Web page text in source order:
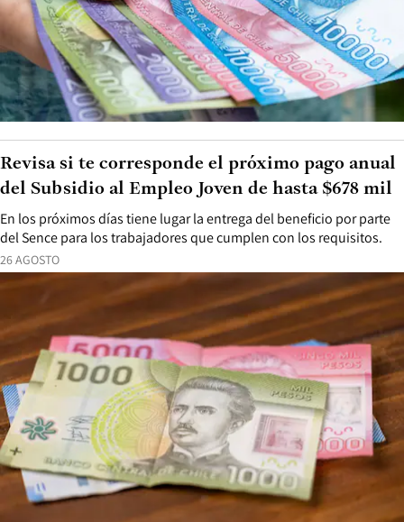
26 AGOSTO
En los próximos días tiene lugar la entrega del beneficio por parte
del Sence para los trabajadores que cumplen con los requisitos.
Revisa si te corresponde el próximo pago anual
del Subsidio al Empleo Joven de hasta $678 mil